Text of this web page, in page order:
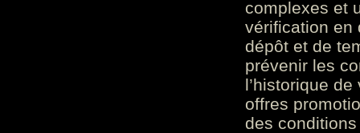
complexes et
vérification en
dépôt et de
prévenir les
l’historique
offres
des